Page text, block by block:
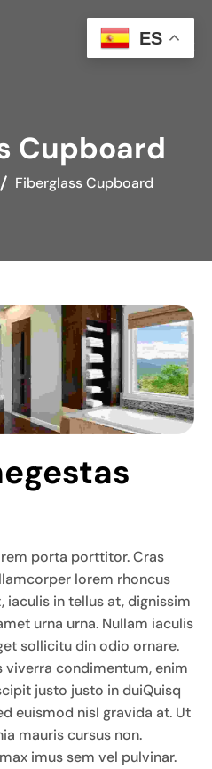
Cupboard
Fiberglass Cupboard
porta porttitor. Cras
lorem rhoncus
iaculis in tellus at, dignissim
urna urna. Nullam iaculis
sollicitu din odio ornare.
viverra condimentum, enim
justo justo in duiQuisq
euismod nisl gravida at. Ut
mauris cursus non.
imus sem vel pulvinar.
ES